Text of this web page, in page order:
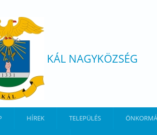
KÁL NAGYKÖZSÉG
HÍREK TELEPÜLÉS